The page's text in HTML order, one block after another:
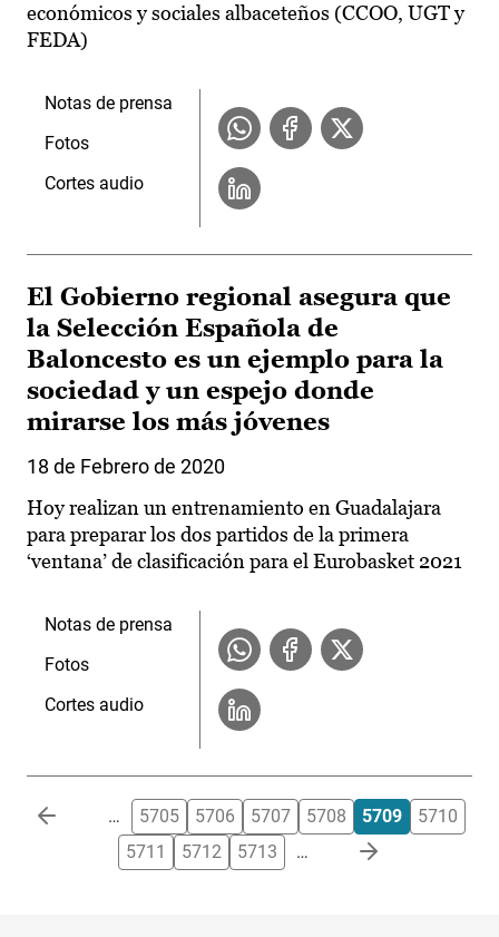
económicos y sociales albaceteños (CCOO, UGT y
FEDA)
Notas de prensa
Fotos
Cortes audio
El Gobierno regional asegura que
la Selección Española de
Baloncesto es un ejemplo para la
sociedad y un espejo donde
mirarse los más jóvenes
18 de Febrero de 2020
Hoy realizan un entrenamiento en Guadalajara
para preparar los dos partidos de la primera
‘ventana’ de clasificación para el Eurobasket 2021
Notas de prensa
Fotos
Cortes audio
Paginación … 5705 5706 5707 5708 5709
5710
5711
5712 5713 …